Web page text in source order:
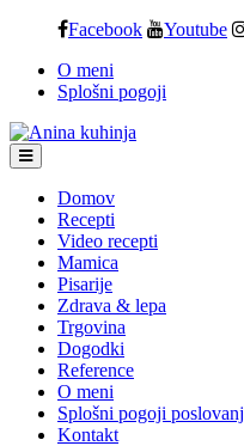
content
Facebook Youtube
O meni
Splošni pogoji
Domov
Recepti
Video recepti
Mamica
Pisarije
Zdrava & lepa
Trgovina
Dogodki
Reference
O meni
Splošni pogoji
Kontakt